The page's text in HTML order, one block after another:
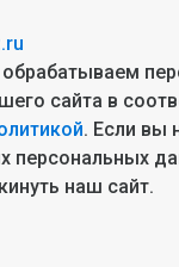
сайта в
. Если вы
персональных
наш сайт.